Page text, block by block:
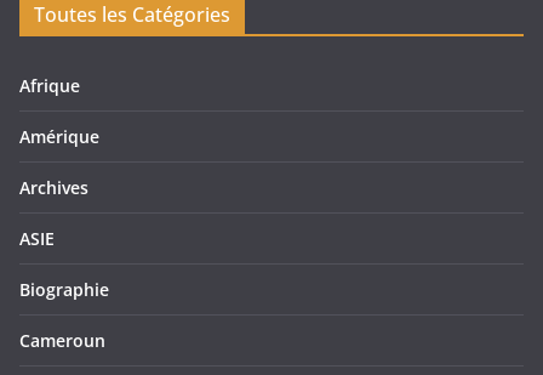
Toutes les Catégories
Afrique
Amérique
Archives
ASIE
Biographie
Cameroun